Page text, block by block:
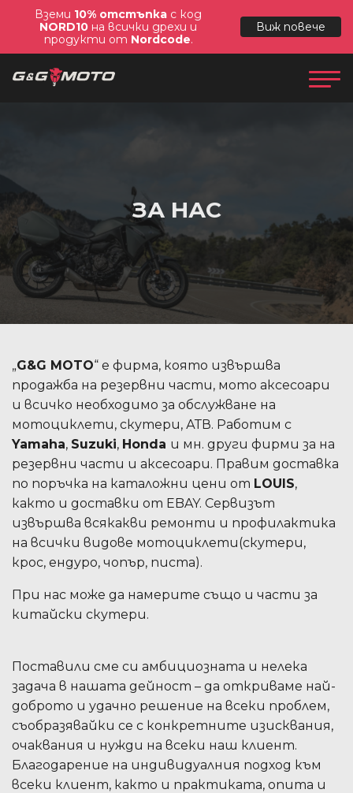
ЗА НАС
„G&G MOTO“ е фирма, която извършва
продажба на резервни части, мото аксесоари
и всичко необходимо за обслужване на
мотоциклети, скутери, АТВ. Работим с
Yamaha, Suzuki, Honda и мн. други фирми за на
резервни части и аксесоари. Правим доставка
по поръчка на каталожни цени от LOUIS,
както и доставки от EBAY. Сервизът
извършва всякакви ремонти и профилактика
на всички видове мотоциклети(скутери,
крос, ендуро, чопър, писта).
При нас може да намерите също и части за
китайски скутери.
Поставили сме си амбициозната и нелека
задача в нашата дейност – да откриваме най-
доброто и удачно решение на всеки проблем,
съобразявайки се с конкретните изисквания,
очаквания и нужди на всеки наш клиент.
Благодарение на индивидуалния подход към
всеки клиент, както и практиката, опита и
Вземи 10% отстъпка с код
NORD10 на всички дрехи и
продукти от Nordcode.
Виж повече